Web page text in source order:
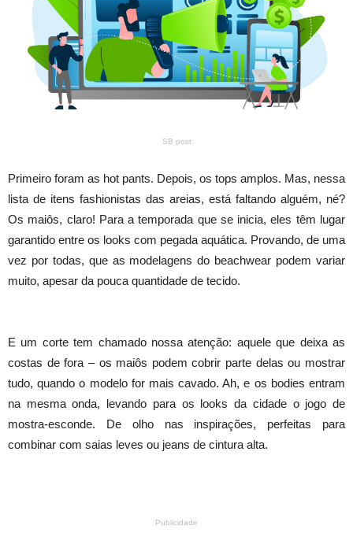
SB post
Primeiro foram as hot pants. Depois, os tops amplos. Mas, nessa
lista de itens fashionistas das areias, está faltando alguém, né?
Os maiôs, claro! Para a temporada que se inicia, eles têm lugar
garantido entre os looks com pegada aquática. Provando, de uma
vez por todas, que as modelagens do beachwear podem variar
muito, apesar da pouca quantidade de tecido.
E um corte tem chamado nossa atenção: aquele que deixa as
costas de fora – os maiôs podem cobrir parte delas ou mostrar
tudo, quando o modelo for mais cavado. Ah, e os bodies entram
na mesma onda, levando para os looks da cidade o jogo de
mostra-esconde. De olho nas inspirações, perfeitas para
combinar com saias leves ou jeans de cintura alta.
Publicidade